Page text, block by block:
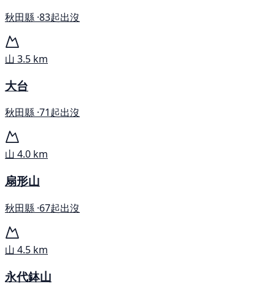
秋田縣 ·83起出沒
山 3.5 km
大台
秋田縣 ·71起出沒
山 4.0 km
扇形山
秋田縣 ·67起出沒
山 4.5 km
永代鉢山